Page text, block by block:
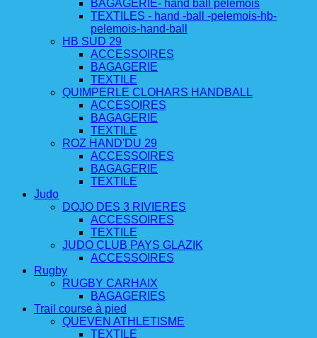
BAGAGERIE- hand ball pelemois
TEXTILES - hand -ball -pelemois-hb-
pelemois-hand-ball
HB SUD 29
ACCESSOIRES
BAGAGERIE
TEXTILE
QUIMPERLE CLOHARS HANDBALL
ACCESOIRES
BAGAGERIE
TEXTILE
ROZ HAND'DU 29
ACCESSOIRES
BAGAGERIE
TEXTILE
Judo
DOJO DES 3 RIVIERES
ACCESSOIRES
TEXTILE
JUDO CLUB PAYS GLAZIK
ACCESSOIRES
Rugby
RUGBY CARHAIX
BAGAGERIES
Trail course à pied
QUEVEN ATHLETISME
TEXTILE